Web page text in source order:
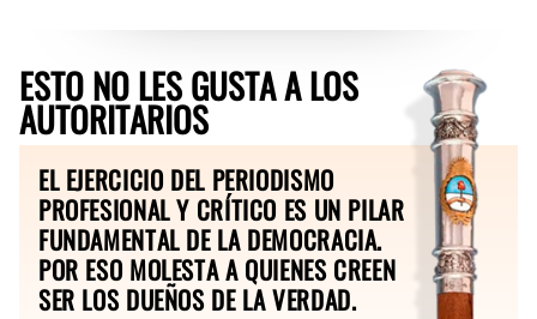
ESTO NO LES GUSTA A LOS
AUTORITARIOS
EL EJERCICIO DEL PERIODISMO
PROFESIONAL Y CRÍTICO ES UN PILAR
FUNDAMENTAL DE LA DEMOCRACIA.
POR ESO MOLESTA A QUIENES CREEN
SER LOS DUEÑOS DE LA VERDAD.